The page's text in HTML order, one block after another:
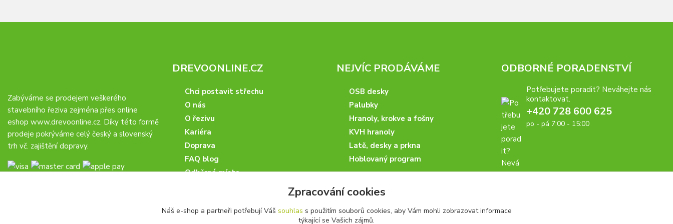
Zabýváme se prodejem veškerého
stavebního řeziva zejména přes online
eshop www.drevoonline.cz. Díky této formě
prodeje pokrýváme celý český a slovenský
trh vč. zajištění dopravy.
DREVOONLINE.CZ
Chci postavit střechu
O nás
O řezivu
Kariéra
Doprava
FAQ blog
Odběrná místa
Obchodní partneři
NEJVÍC PRODÁVÁME
OSB desky
Palubky
Hranoly, krokve a fošny
KVH hranoly
Latě, desky a prkna
Hoblovaný program
ODBORNÉ PORADENSTVÍ
Potřebujete poradit? Neváhejte nás
kontaktovat.
+420 728 600 625
po - pá 7:00 - 15:00
Zpracování cookies
Náš e-shop a partneři potřebují Váš souhlas s použitím souborů cookies, aby Vám mohli zobrazovat informace
týkající se Vašich zájmů.